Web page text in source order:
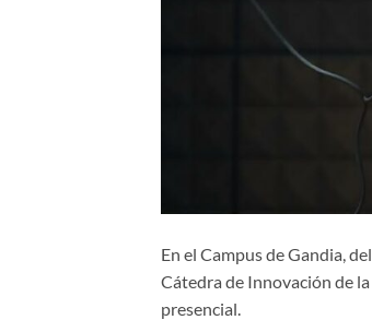
En el Campus de Gandia,
Cátedra de Innovación de
presencial.